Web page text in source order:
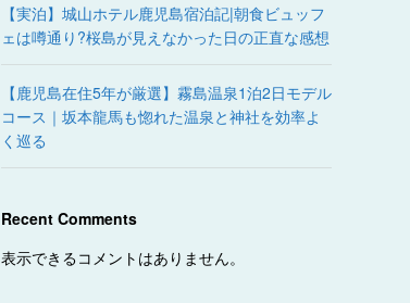
【実泊】城山ホテル鹿児島宿泊記|朝食ビュッフ
ェは噂通り?桜島が見えなかった日の正直な感想
【鹿児島在住5年が厳選】霧島温泉1泊2日モデル
コース｜坂本龍馬も惚れた温泉と神社を効率よ
く巡る
Recent Comments
表示できるコメントはありません。